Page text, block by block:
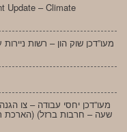
Update – Climate
מעו”דכן שוק הון – רשות